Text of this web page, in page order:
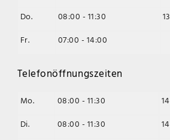
Do.
08:00 - 11:30
Fr.
07:00 - 14:00
Telefonöffnungszeiten
Mo. 08:00 - 11:30
Di.
08:00 - 11:30